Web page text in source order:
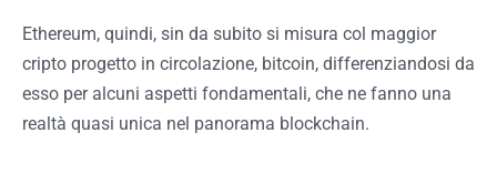
Ethereum, quindi, sin da subito si misura col maggior
cripto progetto in circolazione, bitcoin, differenziandosi da
esso per alcuni aspetti fondamentali, che ne fanno una
realtà quasi unica nel panorama blockchain.